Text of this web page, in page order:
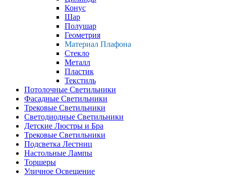
Конус
Шар
Полушар
Геометрия
Материал Плафона
Стекло
Металл
Пластик
Текстиль
Потолочные Светильники
Фасадные Светильники
Трековые Светильники
Светодиодные Светильники
Детские Люстры и Бра
Трековые Светильники
Подсветка Лестниц
Настольные Лампы
Торшеры
Уличное Освещение